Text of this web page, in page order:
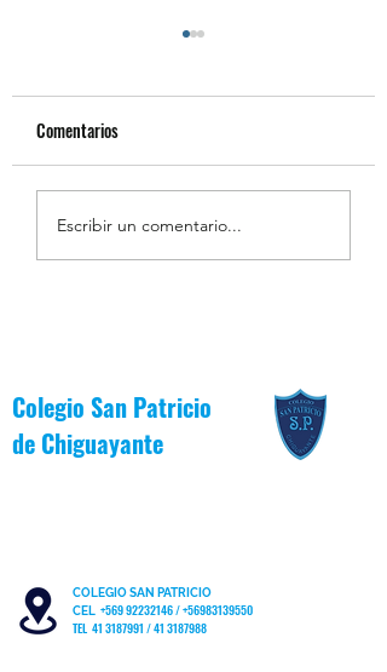
Estudiantes Destacados
Comentarios
Escribir un comentario...
Colegio San Patricio
de Chiguayante
COLEGIO SAN PATRICIO
CEL +569 92232146/+56983139550
TEL 41 3187991 / 41 3187988